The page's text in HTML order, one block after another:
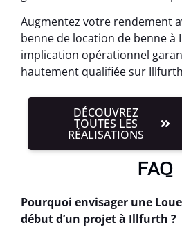
Augmentez votre rendement
benne de location de benne
implication opérationnel
hautement qualifiée sur
DÉCOUVREZ
TOUTES LES
RÉALISATIONS
FAQ
Pourquoi envisager une
début d’un projet à Illfurth ?